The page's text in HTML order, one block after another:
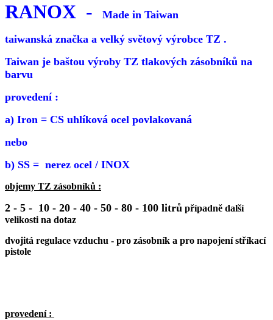
RANOX -
Made in Taiwan
taiwanská značka a velký světový výrobce TZ .
Taiwan je baštou výroby TZ tlakových zásobníků na
barvu
provedení :
a) Iron = CS uhlíková ocel povlakovaná
nebo
b) SS = nerez ocel / INOX
objemy TZ zásobníků :
2 - 5 - 10 - 20 - 40 - 50 - 80 - 100 litrů případně další
velikosti na dotaz
dvojitá regulace vzduchu - pro zásobník a pro napojení stříkací
pistole
provedení :